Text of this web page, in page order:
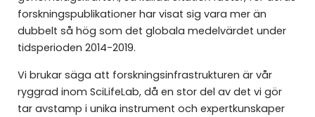
forskningspublikationer har visat sig vara mer än
dubbelt så hög som det globala medelvärdet under
tidsperioden 2014-2019.
Vi brukar säga att forskningsinfrastrukturen är vår
ryggrad inom SciLifeLab, då en stor del av det vi gör
tar avstamp i unika instrument och expertkunskaper